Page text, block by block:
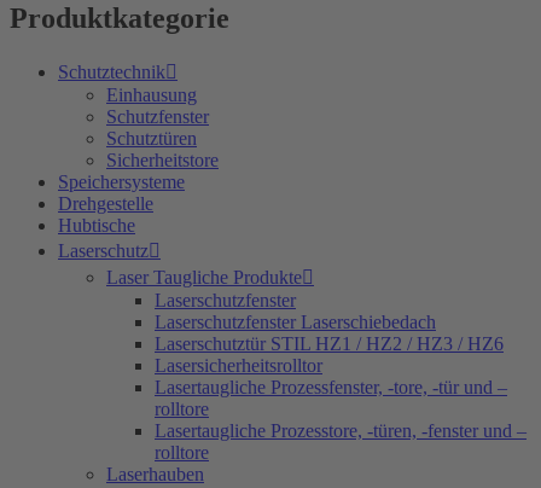
Produktkategorie
Schutztechnik
Einhausung
Schutzfenster
Schutztüren
Sicherheitstore
Speichersysteme
Drehgestelle
Hubtische
Laserschutz
Laser Taugliche Produkte
Laserschutzfenster
Laserschutzfenster Laserschiebedach
Laserschutztür STIL HZ1 / HZ2 / HZ3 / HZ6
Lasersicherheitsrolltor
Lasertaugliche Prozessfenster, -tore, -tür und –
rolltore
Lasertaugliche Prozesstore, -türen, -fenster und –
rolltore
Laserhauben